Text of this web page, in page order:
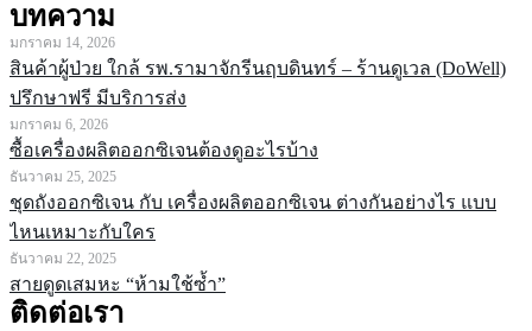
บทความ
มกราคม 14, 2026
สินค้าผู้ป่วย ใกล้ รพ.รามาจักรีนฤบดินทร์ – ร้านดูเวล (DoWell)
ปรึกษาฟรี มีบริการส่ง
มกราคม 6, 2026
ซื้อเครื่องผลิตออกซิเจนต้องดูอะไรบ้าง
ธันวาคม 25, 2025
ชุดถังออกซิเจน กับ เครื่องผลิตออกซิเจน ต่างกันอย่างไร แบบ
ไหนเหมาะกับใคร
ธันวาคม 22, 2025
สายดูดเสมหะ “ห้ามใช้ซ้ำ”
ติดต่อเรา